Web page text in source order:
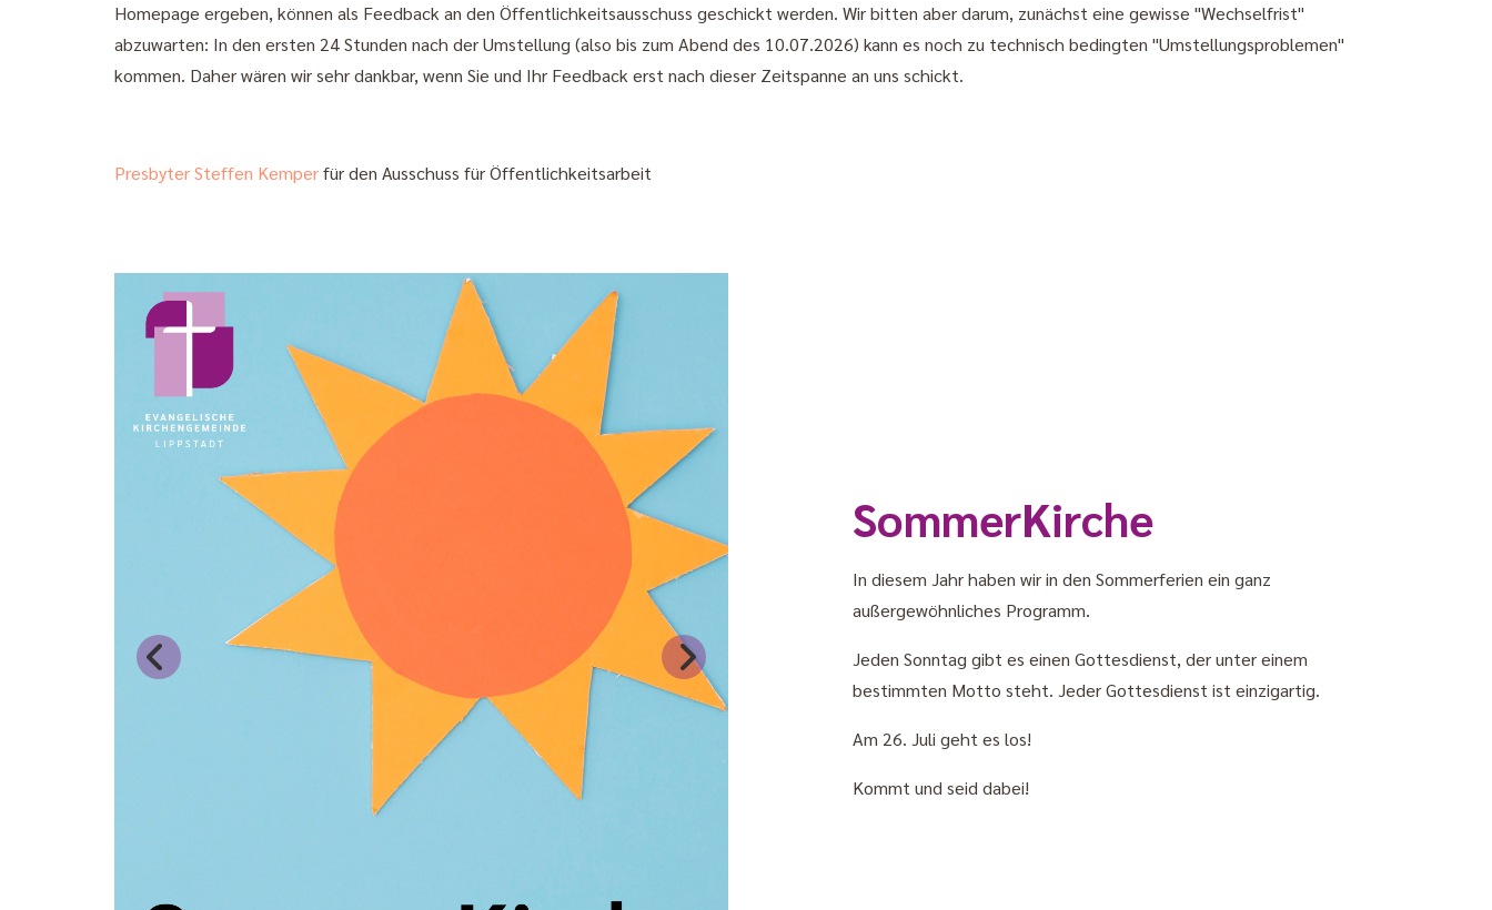
Homepage ergeben, können als Feedback an den Öffentlichkeitsausschuss geschickt werden. Wir bitten aber darum, zunächst eine gewisse "Wechselfrist"
abzuwarten: In den ersten 24 Stunden nach der Umstellung (also bis zum Abend des 10.07.2026) kann es noch zu technisch bedingten "Umstellungsproblemen"
kommen. Daher wären wir sehr dankbar, wenn Sie und Ihr Feedback erst nach dieser Zeitspanne an uns schickt.
Presbyter Steffen Kemperfür den Ausschuss für Öffentlichkeitsarbeit
SommerKirche
In diesem Jahr haben wir in den Sommerferien ein ganz
außergewöhnliches Programm.
Jeden Sonntag gibt es einen Gottesdienst, der unter einem
bestimmten Motto steht. Jeder Gottesdienst ist einzigartig.
Am 26. Juli geht es los!
Kommt und seid dabei!